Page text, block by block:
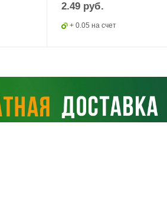
2.49 руб.
+ 0.05 на счет